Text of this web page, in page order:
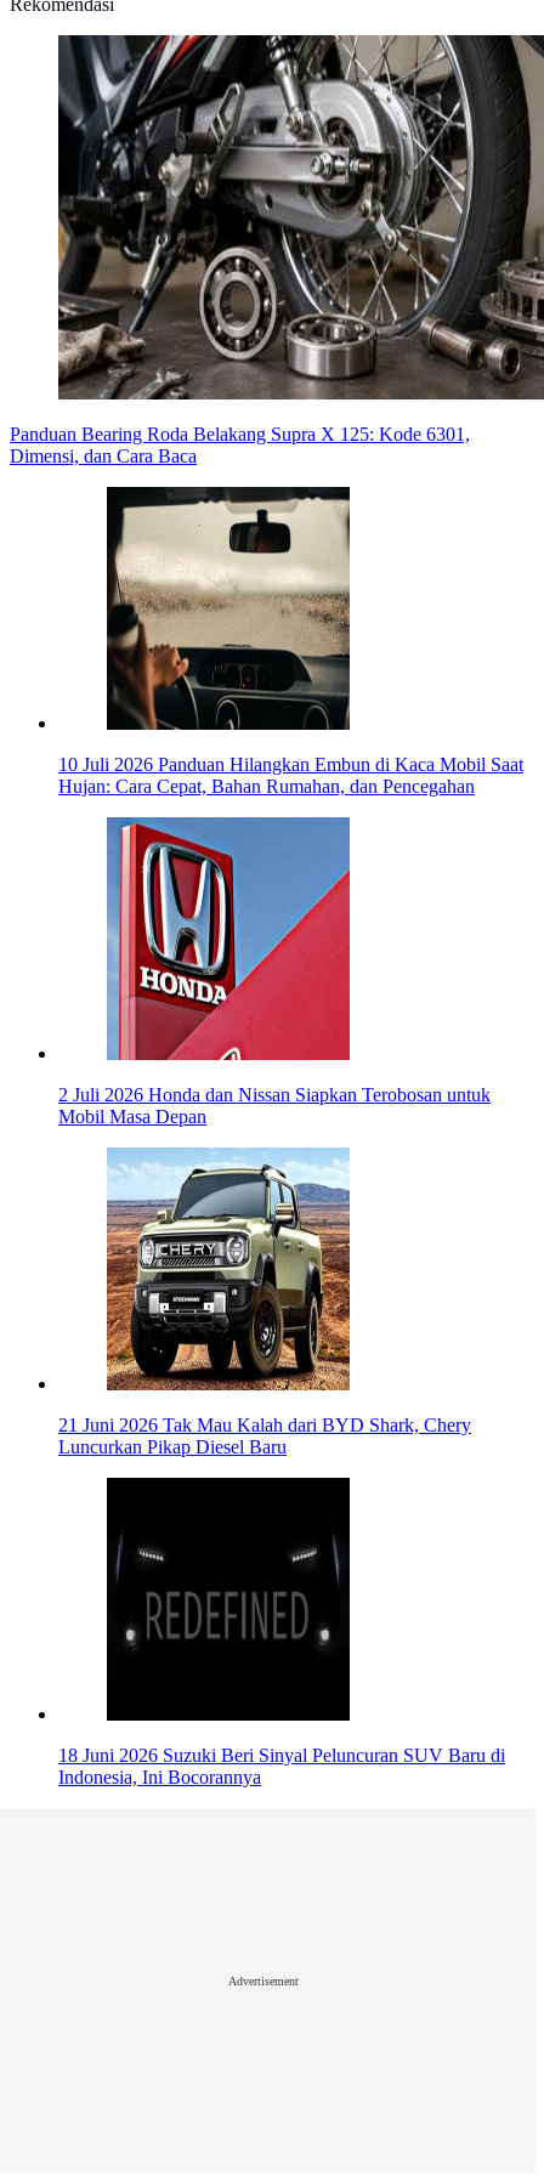
Rekomendasi
Panduan Bearing Roda Belakang Supra X 125: Kode 6301,
Dimensi, dan Cara Baca
10 Juli 2026 Panduan Hilangkan Embun di Kaca Mobil Saat
Hujan: Cara Cepat, Bahan Rumahan, dan Pencegahan
2 Juli 2026 Honda dan Nissan Siapkan Terobosan untuk
Mobil Masa Depan
21 Juni 2026 Tak Mau Kalah dari BYD Shark, Chery
Luncurkan Pikap Diesel Baru
18 Juni 2026 Suzuki Beri Sinyal Peluncuran SUV Baru di
Indonesia, Ini Bocorannya
Advertisement